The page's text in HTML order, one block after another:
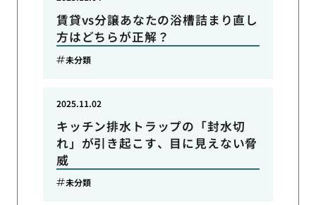
賃貸vs分譲あなたの浴槽詰まり直し
方はどちらが正解？
未分類
キッチン排水トラップの「封水切
れ」が引き起こす、目に見えない脅
威
2025.11.02
未分類